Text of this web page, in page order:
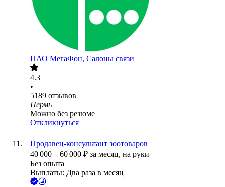
ПАО МегаФон, Салоны связи
4.3
•
5189 отзывов
Пермь
Можно без резюме
Откликнуться
Продавец-консультант зоотоваров
40 000 – 60 000 ₽ за месяц, на руки
Без опыта
Выплаты: Два раза в месяц